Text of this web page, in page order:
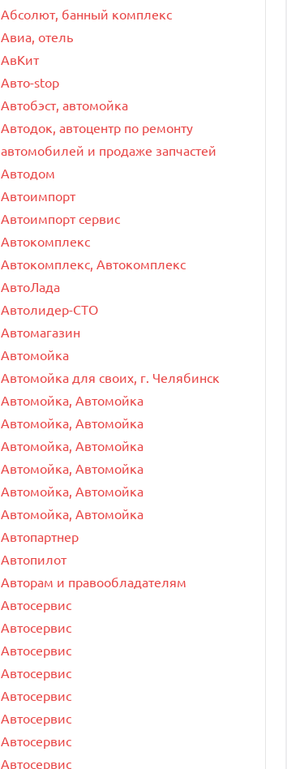
Абсолют, банный комплекс
Авиа, отель
АвКит
Авто-stop
Автобэст, автомойка
Автодок, автоцентр по ремонту
автомобилей и продаже запчастей
Автодом
Автоимпорт
Автоимпорт сервис
Автокомплекс
Автокомплекс, Автокомплекс
АвтоЛада
Автолидер-СТО
Автомагазин
Автомойка
Автомойка для своих, г. Челябинск
Автомойка, Автомойка
Автомойка, Автомойка
Автомойка, Автомойка
Автомойка, Автомойка
Автомойка, Автомойка
Автомойка, Автомойка
Автопартнер
Автопилот
Авторам и правообладателям
Автосервис
Автосервис
Автосервис
Автосервис
Автосервис
Автосервис
Автосервис
Автосервис